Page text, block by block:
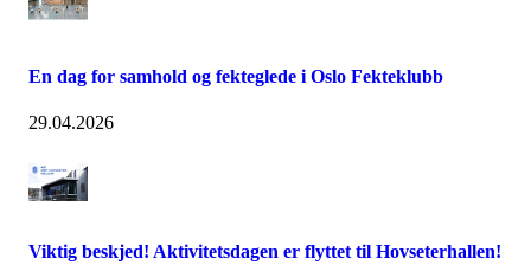
En dag for samhold og fekteglede i Oslo Fekteklubb
29.04.2026
Viktig beskjed! Aktivitetsdagen er flyttet til Hovseterhallen!